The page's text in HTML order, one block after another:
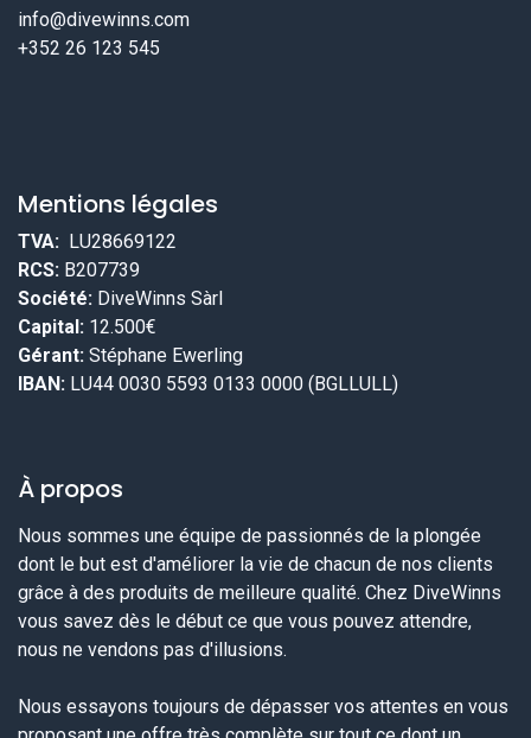
info@divewinns.com
+352 26 123 545
Mentions légales
TVA: LU28669122
RCS: B207739
Société: DiveWinns Sàrl
Capital: 12.500€
Gérant: Stéphane Ewerling
IBAN: LU44 0030 5593 0133 0000 (BGLLULL)
À propos
Nous sommes une équipe de passionnés de la plongée
dont le but est d'améliorer la vie de chacun de nos clients
grâce à des produits de meilleure qualité. Chez DiveWinns
vous savez dès le début ce que vous pouvez attendre,
nous ne vendons pas d'illusions.
Nous essayons toujours de dépasser vos attentes en vous